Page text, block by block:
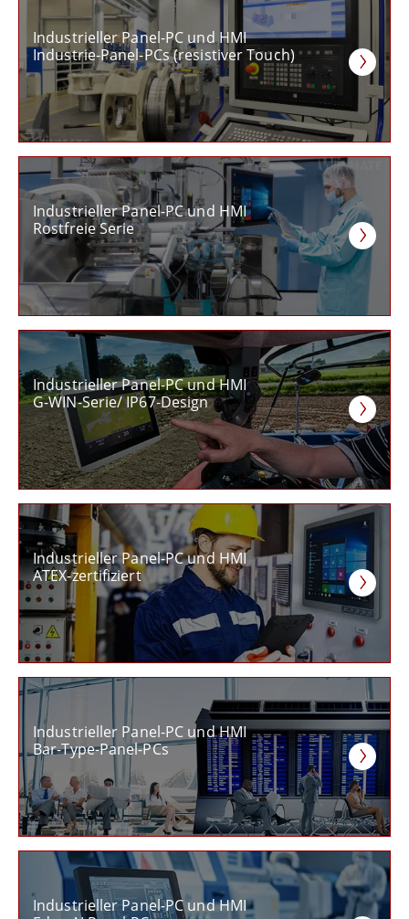
Industrieller Panel-PC und HMI
Industrie-Panel-PCs (resistiver Touch)
Industrieller Panel-PC und HMI
Rostfreie Serie
Industrieller Panel-PC und HMI
G-WIN-Serie/ IP67-Design
Industrieller Panel-PC und HMI
ATEX-zertifiziert
Industrieller Panel-PC und HMI
Bar-Type-Panel-PCs
Industrieller Panel-PC und HMI